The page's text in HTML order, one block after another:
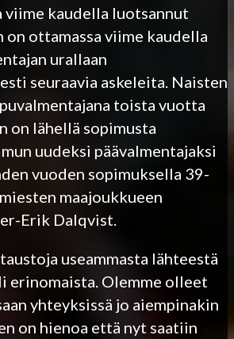
viime kaudella luotsannut
on ottamassa viime kaudella
urallaan
seuraavia askeleita. Naisten
toista vuotta
on lähellä sopimusta
uudeksi päävalmentajaksi
vuoden sopimuksella 39-
maajoukkueen
Erik Dalqvist.
useammasta lähteestä
erinomaista. Olemme olleet
yhteyksissä jo aiempinakin
on hienoa että nyt saatiin